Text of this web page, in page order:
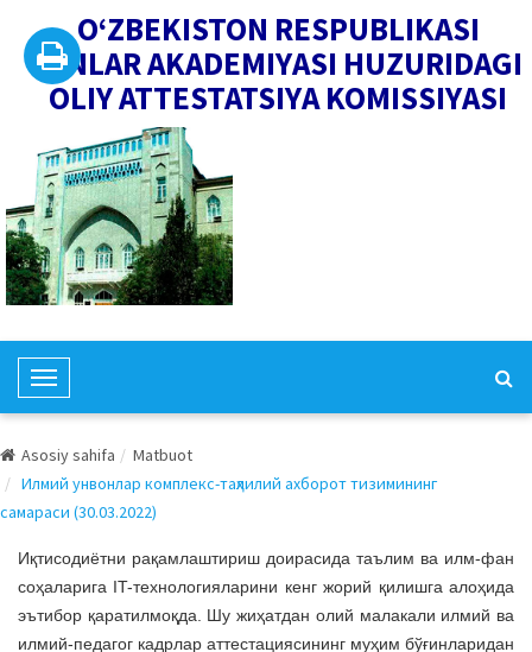
O‘ZBEKISTON RESPUBLIKASI
FANLAR AKADEMIYASI HUZURIDAGI
OLIY ATTESTATSIYA KOMISSIYASI
T
o
g
l
e
N
a
v
i
Asosiy sahifa
Matbuot
Илмий унвонлар комплекс-таҳлилий ахборот тизимининг
самараси (30.03.2022)
Иқтисодиётни рақамлаштириш доирасида таълим ва илм-фан
соҳаларига IT-технологияларини кенг жорий қилишга алоҳида
эътибор қаратилмоқда. Шу жиҳатдан олий малакали илмий ва
илмий-педагог кадрлар аттестациясининг муҳим бўғинларидан